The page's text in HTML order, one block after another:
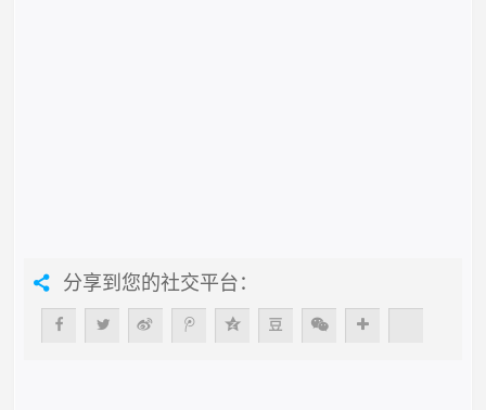
分享到您的社交平台：